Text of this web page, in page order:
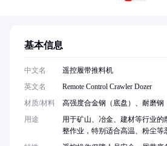
基本信息
中文名
遥控履带推料机
英文名
Remote Control Crawler Dozer
材质/材料
高强度合金钢（底盘）、耐磨钢
用途
用于矿山、冶金、建材等行业
整作业，特别适合高温、粉尘等